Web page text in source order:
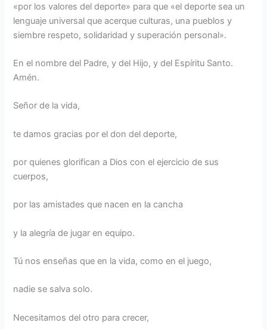
«por los valores del deporte» para que «el deporte sea un
lenguaje universal que acerque culturas, una pueblos y
siembre respeto, solidaridad y superación personal».
En el nombre del Padre, y del Hijo, y del Espíritu Santo.
Amén.
Señor de la vida,
te damos gracias por el don del deporte,
por quienes glorifican a Dios con el ejercicio de sus
cuerpos,
por las amistades que nacen en la cancha
y la alegría de jugar en equipo.
Tú nos enseñas que en la vida, como en el juego,
nadie se salva solo.
Necesitamos del otro para crecer,